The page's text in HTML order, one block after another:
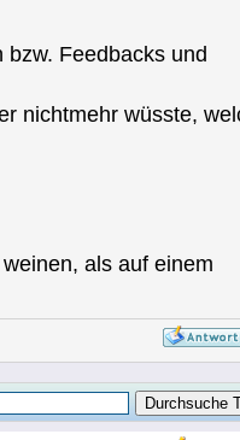
Feedbacks und
nichtmehr wüsste,
als auf einem